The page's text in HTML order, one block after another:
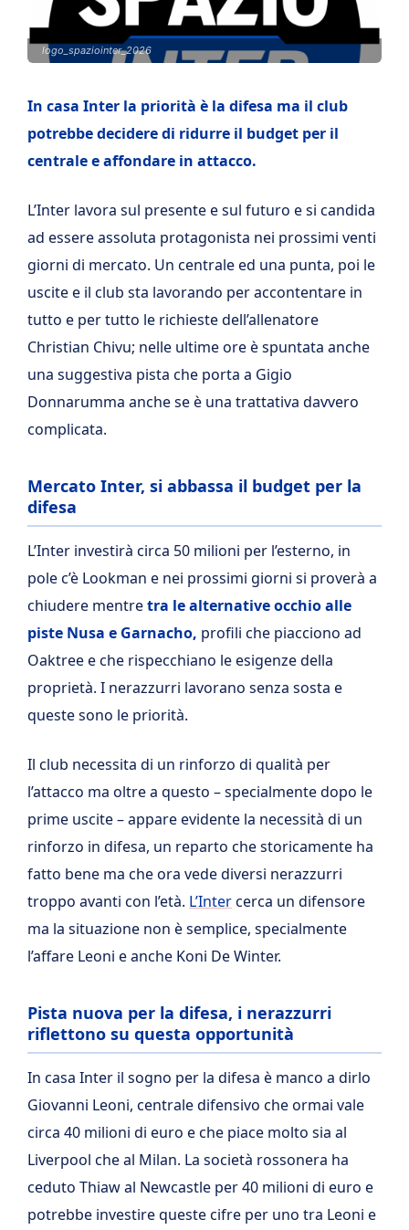
logo_spaziointer_2026
In casa Inter la priorità è la difesa ma il club
potrebbe decidere di ridurre il budget per il
centrale e affondare in attacco.
L’Inter lavora sul presente e sul futuro e si candida
ad essere assoluta protagonista nei prossimi venti
giorni di mercato. Un centrale ed una punta, poi le
uscite e il club sta lavorando per accontentare in
tutto e per tutto le richieste dell’allenatore
Christian Chivu; nelle ultime ore è spuntata anche
una suggestiva pista che porta a Gigio
Donnarumma anche se è una trattativa davvero
complicata.
Mercato Inter, si abbassa il budget per la
difesa
L’Inter investirà circa 50 milioni per l’esterno, in
pole c’è Lookman e nei prossimi giorni si proverà a
chiudere mentretra le alternative occhio alle
piste Nusa e Garnacho, profili che piacciono ad
Oaktree e che rispecchiano le esigenze della
proprietà. I nerazzurri lavorano senza sosta e
queste sono le priorità.
Il club necessita di un rinforzo di qualità per
l’attacco ma oltre a questo – specialmente dopo le
prime uscite – appare evidente la necessità di un
rinforzo in difesa, un reparto che storicamente ha
fatto bene ma che ora vede diversi nerazzurri
troppo avanti con l’età. L’Intercerca un difensore
ma la situazione non è semplice, specialmente
l’affare Leoni e anche Koni De Winter.
Pista nuova per la difesa, i nerazzurri
riflettono su questa opportunità
In casa Inter il sogno per la difesa è manco a dirlo
Giovanni Leoni, centrale difensivo che ormai vale
circa 40 milioni di euro e che piace molto sia al
Liverpool che al Milan. La società rossonera ha
ceduto Thiaw al Newcastle per 40 milioni di euro e
potrebbe investire queste cifre per uno tra Leoni e